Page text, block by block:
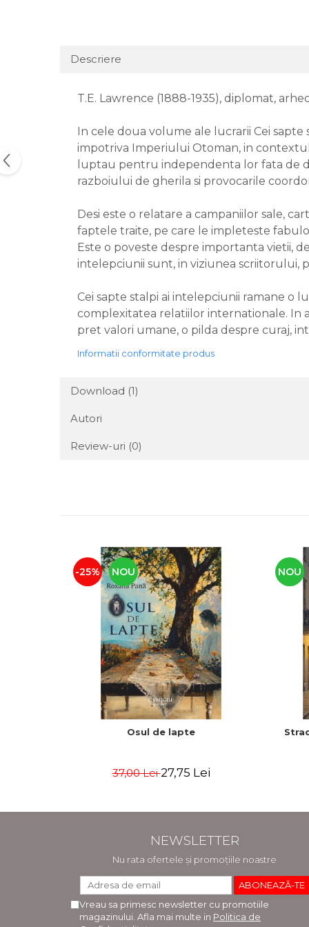
Descriere
T.E. Lawrence (1888-1935), diplomat,
In cele doua volume ale lucrarii Cei sapte
impotriva Imperiului Otoman, in
luptau pentru independenta lor fata de
razboiului de gherila si provocarile
Desi este o relatare a campaniilor sale,
faptele traite, pe care le impleteste
Este o poveste despre importanta vietii,
intelepciunii sunt, in viziunea scriitorului,
Cei sapte stalpi ai intelepciunii ramane o
complexitatea relatiilor internationale. In
pret valori umane, o pilda despre curaj,
Informatii conformitate produs
Download (1)
Autori
Review-uri (0)
-25% NOU
Osul de lapte
37,00 Lei27,75 Lei
NOU
NEWSLETTER
Nu rata ofertele și promoțiile noastre
Vreau sa primesc newsletter cu promotiile
magazinului. Afla mai multe in Politica de